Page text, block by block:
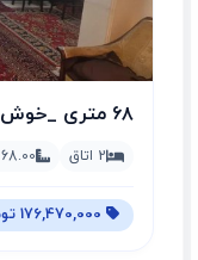
۶۸ متری _خوش نقشه_ با پارکینگ
2 اتاق 68.00 متر